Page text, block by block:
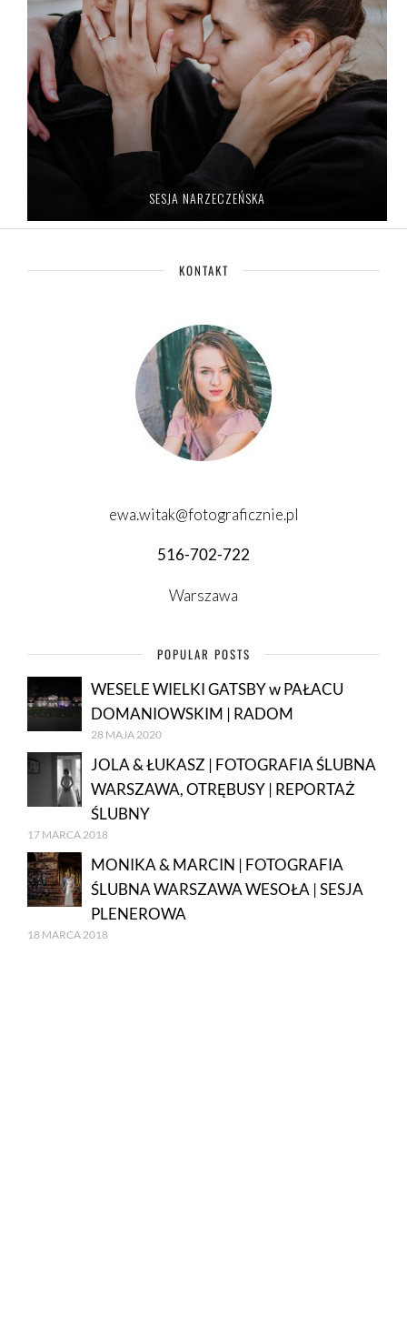
SESJA NARZECZEŃSKA
KONTAKT
ewa.witak@fotograficznie.pl
516-702-722
Warszawa
POPULAR POSTS
WESELE WIELKI GATSBY w PAŁACU
DOMANIOWSKIM | RADOM
28 MAJA 2020
JOLA & ŁUKASZ | FOTOGRAFIA ŚLUBNA
WARSZAWA, OTRĘBUSY | REPORTAŻ
ŚLUBNY
17 MARCA 2018
MONIKA & MARCIN | FOTOGRAFIA
ŚLUBNA WARSZAWA WESOŁA | SESJA
PLENEROWA
18 MARCA 2018